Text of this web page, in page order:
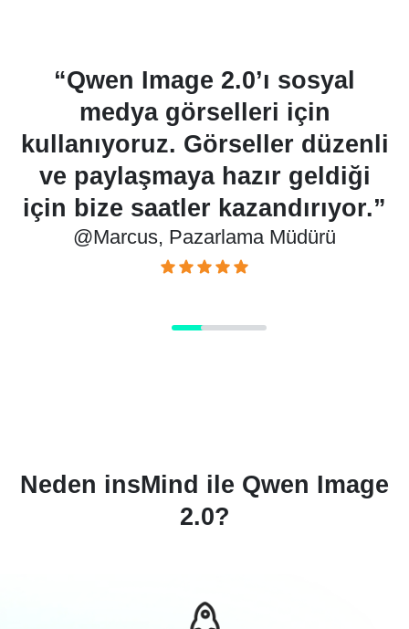
“Qwen Image 2.0’ı sosyal
medya görselleri için
kullanıyoruz. Görseller düzenli
ve paylaşmaya hazır geldiği
için bize saatler kazandırıyor.”
@Marcus, Pazarlama Müdürü
Neden insMind ile Qwen Image
2.0?